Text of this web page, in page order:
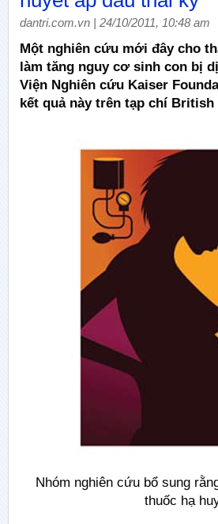
dantri.com.vn | 24/10/2011, 10:48 am
Một nghiên cứu mới đây cho
làm tăng nguy cơ sinh con bị
Viện Nghiên cứu Kaiser
kết quả này trên tạp chí British
Nhóm nghiên cứu bổ sung
thuốc hạ